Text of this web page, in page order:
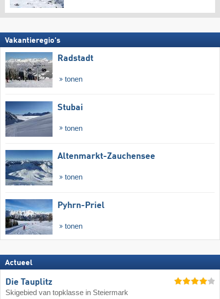
Vakantieregio's
Radstadt
tonen
Stubai
tonen
Altenmarkt-Zauchensee
tonen
Pyhrn-Priel
tonen
Actueel
Die Tauplitz
Skigebied van topklasse in Steiermark